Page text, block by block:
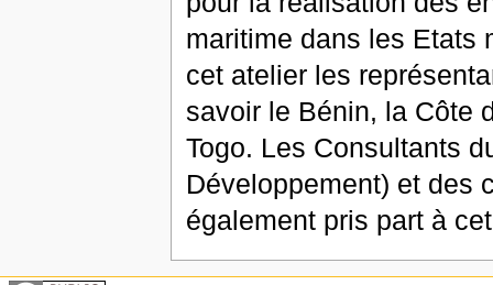
maritime dans les Etats
cet atelier les
savoir le Bénin, la Côte
Togo. Les Consultants
Développement) et des
également pris part à